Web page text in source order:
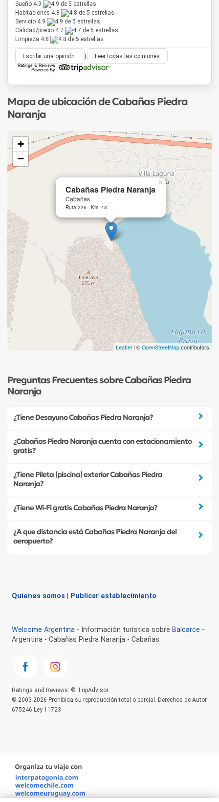
Sueño 4.9
Habitaciones 4.8
Servicio 4.9
Calidad/precio 4.7
Limpieza 4.8
Escribir una opinión Leer todas las opiniones
Mapa de ubicación de Cabañas Piedra
Naranja
Cabañas Piedra Naranja
Cabañas
Ruta 226 - Km. 43
×
+
−
Leaflet | ©OpenStreetMapcontributors
Preguntas Frecuentes sobre Cabañas Piedra
Naranja
¿Tiene Desayuno Cabañas Piedra Naranja?
¿Cabañas Piedra Naranja cuenta con estacionamiento
gratis?
¿Tiene Pileta (piscina) exterior Cabañas Piedra
Naranja?
¿Tiene Wi-Fi gratis Cabañas Piedra Naranja?
¿A que distancia está Cabañas Piedra Naranja del
aeropuerto?
Quienes somos Publicar establecimiento
Welcome Argentina - Información turística sobre Balcarce -
Argentina - Cabañas Piedra Naranja - Cabañas
Ratings and Reviews: © TripAdvisor
© 2003-2026 Prohibida su reproducción total o parcial. Derechos de Autor
675246 Ley 11723